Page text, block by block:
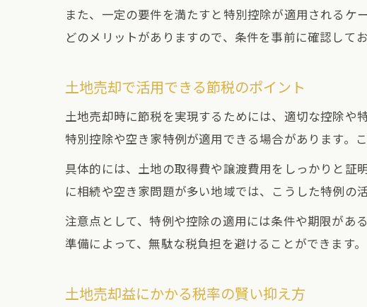
また、一定の要件を満たすと特別控除が適用される
どのメリットがありますので、条件を事前に確認して
土地売却で活用できる節税のポイント
土地売却時に節税を実現するためには、適切な控除や
特別控除や空き家特例が適用できる場合があります。
具体的には、土地の取得費や譲渡費用をしっかりと証
に相続や空き家問題が多い地域では、こうした特例の
注意点として、特例や控除の適用には条件や期限があ
準備によって、無駄な税負担を避けることができます。
土地売却益にかかる税率の賢い抑え方